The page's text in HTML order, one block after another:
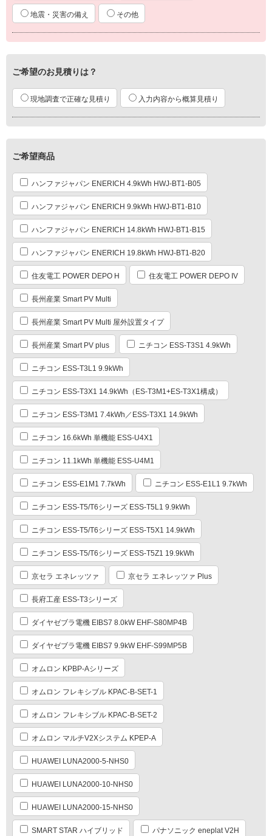
地震・災害の備え その他
ご希望のお見積りは？
現地調査で正確な見積り 入力内容から概算見積り
ご希望商品
ハンファジャパン ENERICH 4.9kWh HWJ-BT1-B05
ハンファジャパン ENERICH 9.9kWh HWJ-BT1-B10
ハンファジャパン ENERICH 14.8kWh HWJ-BT1-B15
ハンファジャパン ENERICH 19.8kWh HWJ-BT1-B20
住友電工 POWER DEPO H 住友電工 POWER DEPO IV
長州産業 Smart PV Multi
長州産業 Smart PV Multi 屋外設置タイプ
長州産業 Smart PV plus ニチコン ESS-T3S1 4.9kWh
ニチコン ESS-T3L1 9.9kWh
ニチコン ESS-T3X1 14.9kWh（ES-T3M1+ES-T3X1構成）
ニチコン ESS-T3M1 7.4kWh／ESS-T3X1 14.9kWh
ニチコン 16.6kWh 単機能 ESS-U4X1
ニチコン 11.1kWh 単機能 ESS-U4M1
ニチコン ESS-E1M1 7.7kWh ニチコン ESS-E1L1 9.7kWh
ニチコン ESS-T5/T6シリーズ ESS-T5L1 9.9kWh
ニチコン ESS-T5/T6シリーズ ESS-T5X1 14.9kWh
ニチコン ESS-T5/T6シリーズ ESS-T5Z1 19.9kWh
京セラ エネレッツァ 京セラ エネレッツァ Plus
長府工産 ESS-T3シリーズ
ダイヤゼブラ電機 EIBS7 8.0kW EHF-S80MP4B
ダイヤゼブラ電機 EIBS7 9.9kW EHF-S99MP5B
オムロン KPBP-Aシリーズ
オムロン フレキシブル KPAC-B-SET-1
オムロン フレキシブル KPAC-B-SET-2
オムロン マルチV2Xシステム KPEP-A
HUAWEI LUNA2000-5-NHS0
HUAWEI LUNA2000-10-NHS0
HUAWEI LUNA2000-15-NHS0
SMART STAR ハイブリッド パナソニック eneplat V2H